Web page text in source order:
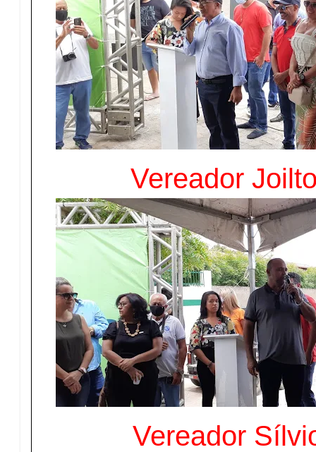
Vereador
Vereador